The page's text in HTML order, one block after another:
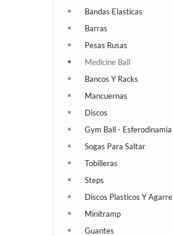
Bandas Elasticas
Barras
Pesas Rusas
Medicine Ball
Bancos Y Racks
Mancuernas
Discos
Gym Ball - Esferodinamia
Sogas Para Saltar
Tobilleras
Steps
Discos Plasticos Y Agarre
Minitramp
Guantes